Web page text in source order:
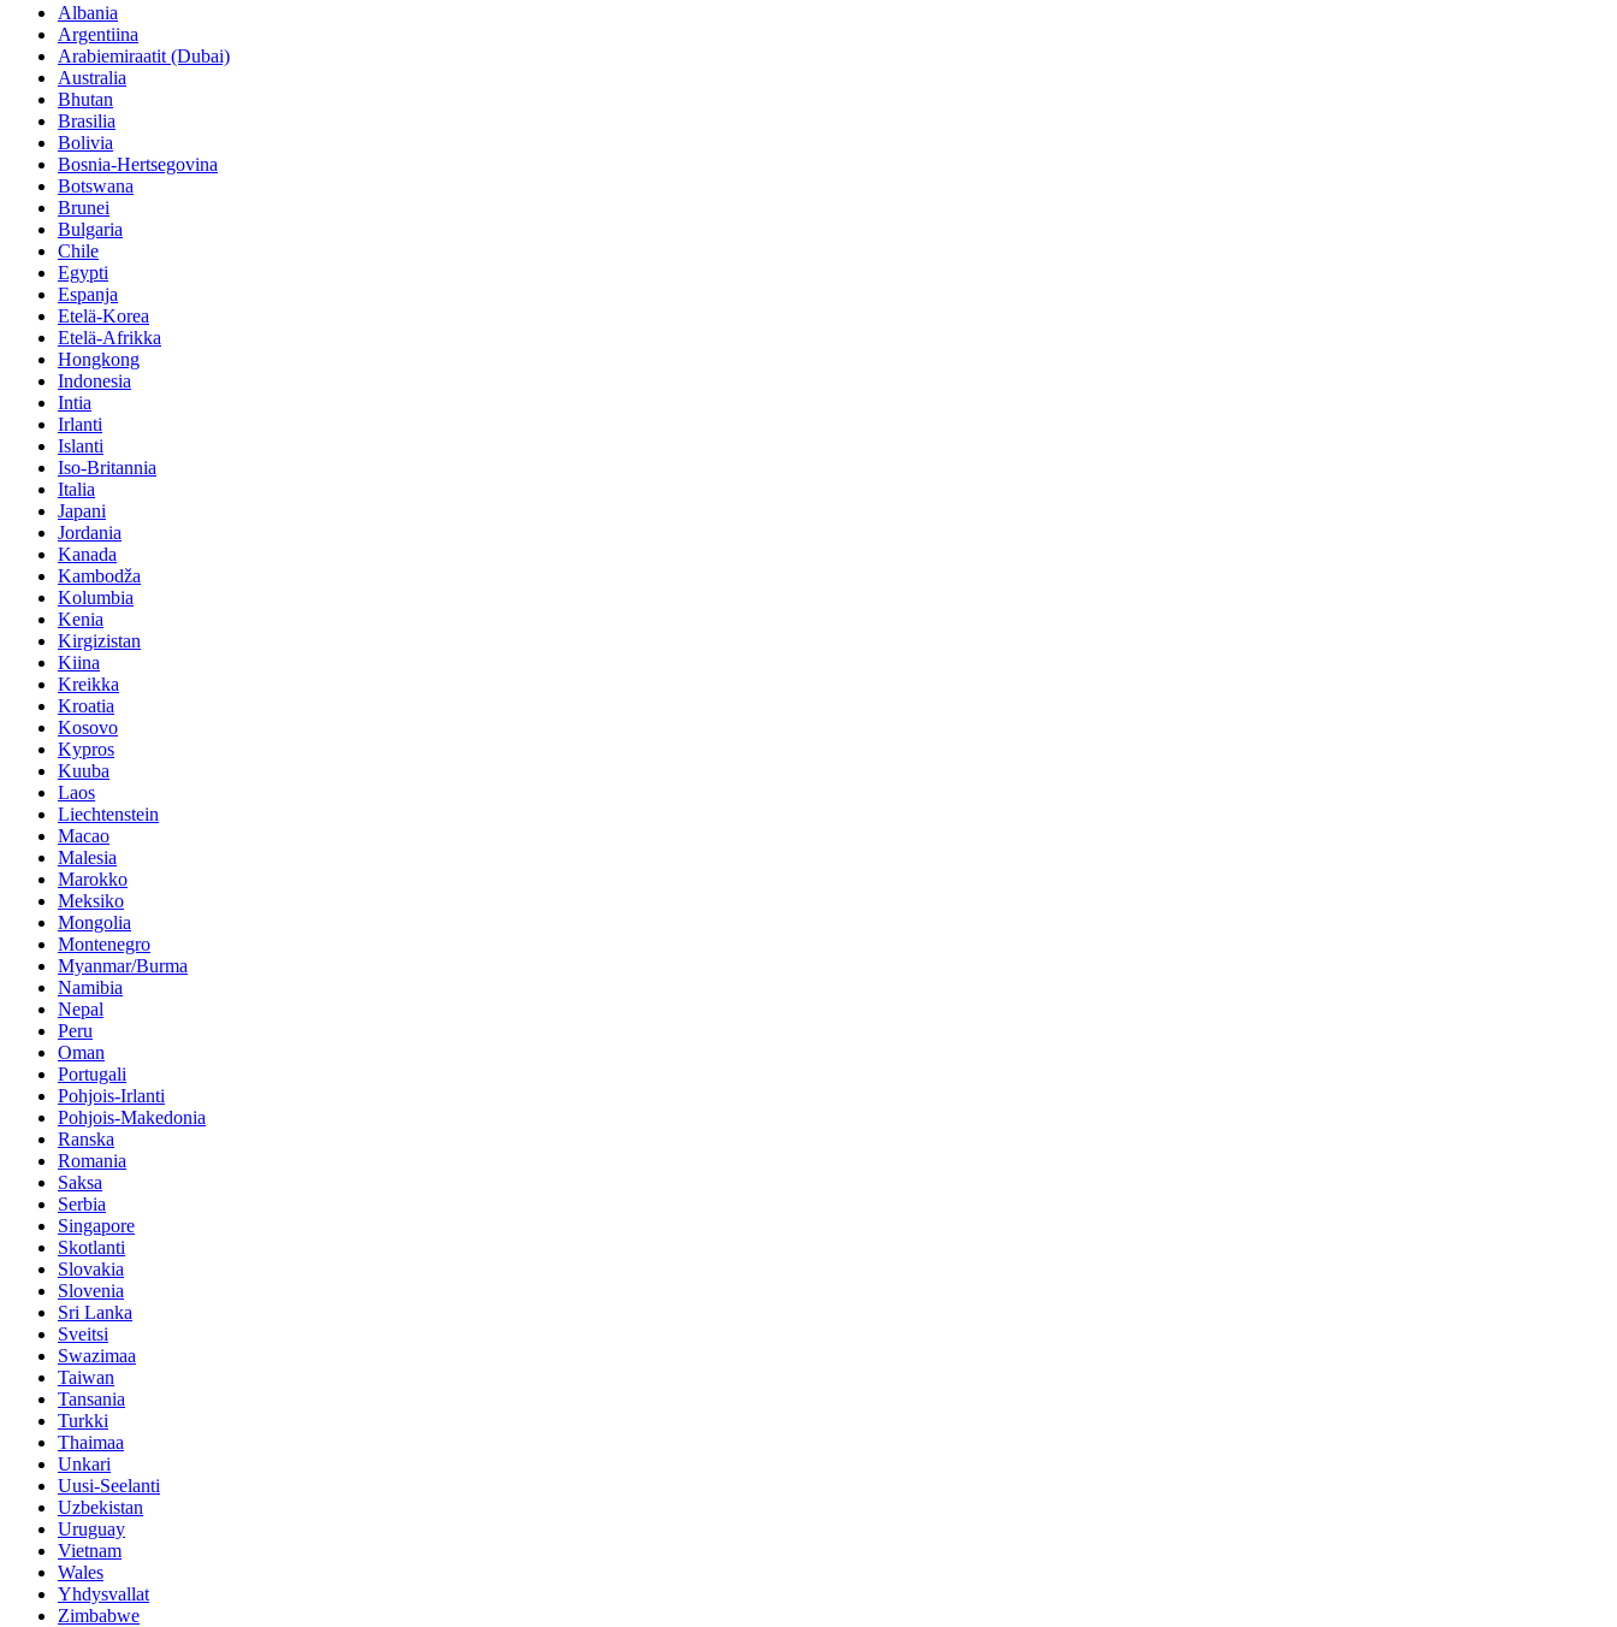
Albania
Argentiina
Arabiemiraatit (Dubai)
Australia
Bhutan
Brasilia
Bolivia
Bosnia-Hertsegovina
Botswana
Brunei
Bulgaria
Chile
Egypti
Espanja
Etelä-Korea
Etelä-Afrikka
Hongkong
Indonesia
Intia
Irlanti
Islanti
Iso-Britannia
Italia
Japani
Jordania
Kanada
Kambodža
Kolumbia
Kenia
Kirgizistan
Kiina
Kreikka
Kroatia
Kosovo
Kypros
Kuuba
Laos
Liechtenstein
Macao
Malesia
Marokko
Meksiko
Mongolia
Montenegro
Myanmar/Burma
Namibia
Nepal
Peru
Oman
Portugali
Pohjois-Irlanti
Pohjois-Makedonia
Ranska
Romania
Saksa
Serbia
Singapore
Skotlanti
Slovakia
Slovenia
Sri Lanka
Sveitsi
Swazimaa
Taiwan
Tansania
Turkki
Thaimaa
Unkari
Uusi-Seelanti
Uzbekistan
Uruguay
Vietnam
Wales
Yhdysvallat
Zimbabwe